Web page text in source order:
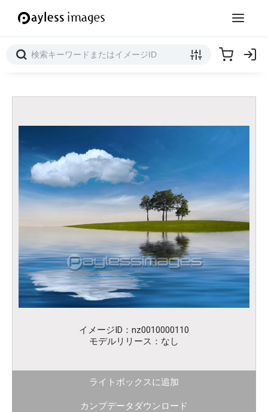
イメージID：nz0010000110
モデルリリース：なし
ライトボックスに追加
カンプデータダウンロード